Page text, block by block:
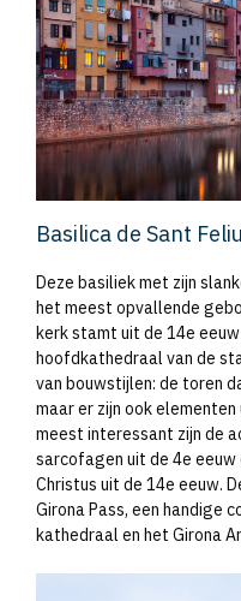
Basilica de Sant Feliu
Deze basiliek met zijn
het meest opvallende
kerk stamt uit de 14e
hoofdkathedraal van de
van bouwstijlen: de toren
maar er zijn ook
meest interessant zijn de
sarcofagen uit de 4e eeuw
Christus uit de 14e eeuw.
Girona Pass, een handige
kathedraal en het Girona